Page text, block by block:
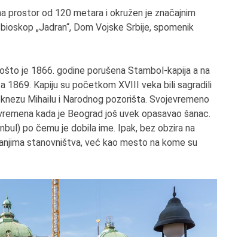
prostor od 120 metara i okružen je značajnim
„Jadran“, Dom Vojske Srbije, spomenik
je 1866. godine porušena Stambol-kapija a na
1869. Kapiju su početkom XVIII veka bili sagradili
Mihailu i Narodnog pozorišta. Svojevremeno
kada je Beograd još uvek opasavao šanac.
po čemu je dobila ime. Ipak, bez obzira na
stanovništva, već kao mesto na kome su